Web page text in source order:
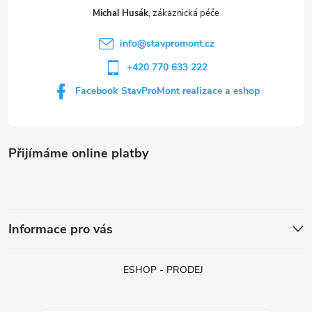
Přijímáme online platby
Informace pro vás
Michal Husák
info@stavpromont.cz
+420 770 633 222
Facebook StavProMont realizace a eshop
ESHOP - PRODEJ